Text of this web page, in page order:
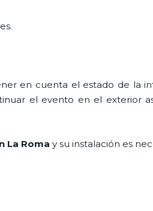
en cuenta el estado de la
el evento en el exterior
La Roma y su instalación es